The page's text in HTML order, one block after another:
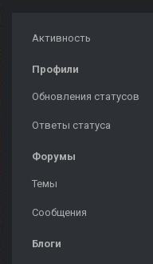
Активность
Профили
Обновления статусов
Ответы статуса
Форумы
Темы
Сообщения
Блоги